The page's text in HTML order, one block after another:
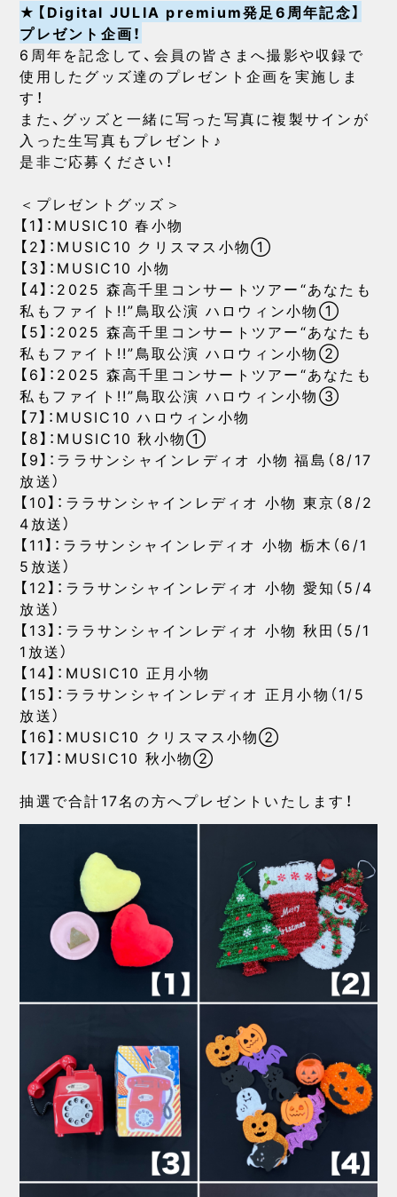
★【Digital JULIA premium発足6周年記念】
プレゼント企画！
6周年を記念して、会員の皆さまへ撮影や収録で
使用したグッズ達のプレゼント企画を実施しま
す！
また、グッズと一緒に写った写真に複製サインが
入った生写真もプレゼント♪
是非ご応募ください！
＜プレゼントグッズ＞
【1】：MUSIC10 春小物
【2】：MUSIC10 クリスマス小物①
【3】：MUSIC10 小物
【4】：2025 森高千里コンサートツアー“あなたも
私もファイト!!”鳥取公演 ハロウィン小物①
【5】：2025 森高千里コンサートツアー“あなたも
私もファイト!!”鳥取公演 ハロウィン小物②
【6】：2025 森高千里コンサートツアー“あなたも
私もファイト!!”鳥取公演 ハロウィン小物③
【7】：MUSIC10 ハロウィン小物
【8】：MUSIC10 秋小物①
【9】：ララサンシャインレディオ 小物 福島（8/17
放送）
【10】：ララサンシャインレディオ 小物 東京（8/2
4放送）
【11】：ララサンシャインレディオ 小物 栃木（6/1
5放送）
【12】：ララサンシャインレディオ 小物 愛知（5/4
放送）
【13】：ララサンシャインレディオ 小物 秋田（5/1
1放送）
【14】：MUSIC10 正月小物
【15】：ララサンシャインレディオ 正月小物（1/5
放送）
【16】：MUSIC10 クリスマス小物②
【17】：MUSIC10 秋小物②
抽選で合計17名の方へプレゼントいたします！